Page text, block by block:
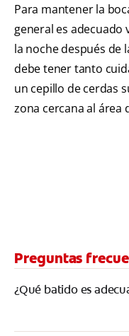
Para mantener la
general es adecuado
la noche después de
debe tener tanto
un cepillo de cerdas
zona cercana al área
Preguntas
¿Qué batido es